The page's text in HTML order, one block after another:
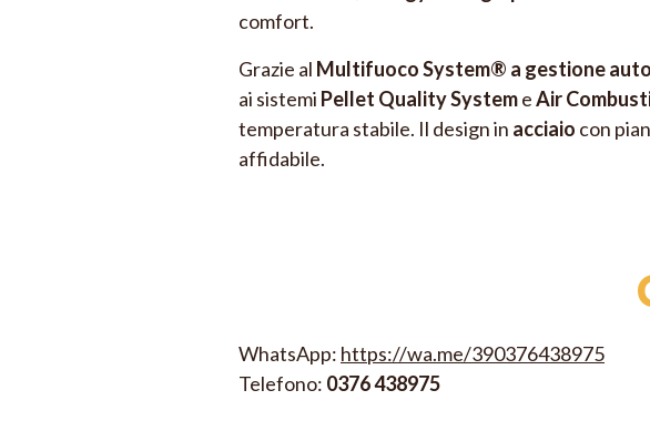
comfort.
Grazie al Multifuoco System® a gestione
ai sistemi Pellet Quality SystemeAir
temperatura stabile. Il design in acciaio con
affidabile.
WhatsApp: https://wa.me/390376438975
Telefono: 0376 438975